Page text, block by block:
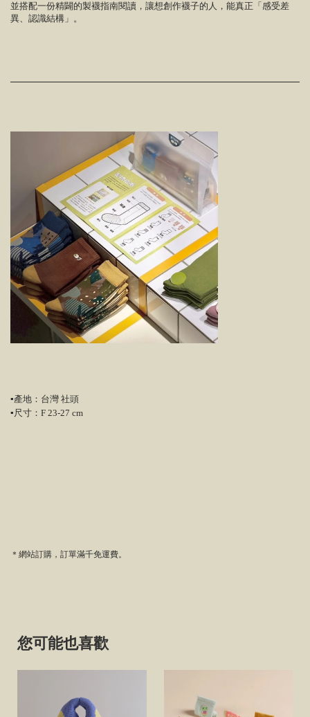
並搭配一份精闢的製襪指南閱讀，讓想創作襪子的人，能真正「感受差
異、認識結構」。
▪產地：台灣 社頭
▪尺寸：F 23-27 cm
＊網站訂購，訂單滿千免運費。
您可能也喜歡